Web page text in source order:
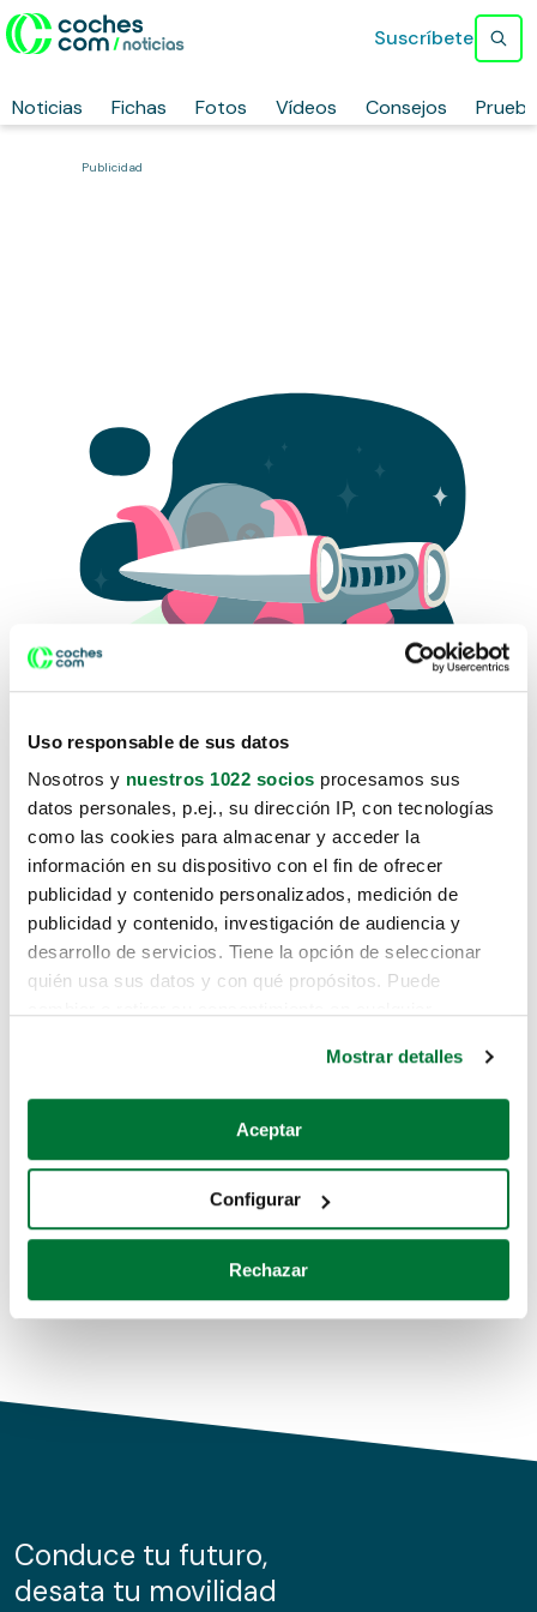
Uso responsable de sus datos
Nosotros y nuestros 1022 socios procesamos sus
datos personales, p.ej., su dirección IP, con tecnologías
como las cookies para almacenar y acceder la
información en su dispositivo con el fin de ofrecer
publicidad y contenido personalizados, medición de
publicidad y contenido, investigación de audiencia y
desarrollo de servicios. Tiene la opción de seleccionar
quién usa sus datos y con qué propósitos. Puede
Si lo permite, también quisiéramos:
Recopilar información sobre su ubicación geográfica
Identificar su dispositivo analizándolo activamente
para buscar características específicas (huellas
Obtenga más información sobre cómo se procesan sus
de cookies.
información sobre el uso que haga del sitio web con
nuestros partners de redes sociales, publicidad y análisis
Mostrar detalles
Aceptar
Configurar
Rechazar
Noticias Fichas Fotos Vídeos Consejos
Suscríbete
Publicidad
Lo sentimos, no sabemos como
te hemos traido hasta aquí.
Pero puedes encontrar el coche que estás
buscando en alguno de estos enlaces:
Coches de segunda mano
Coches de km0
Conduce tu futuro,
desata tu movilidad